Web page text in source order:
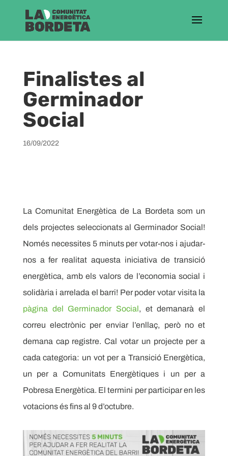
Finalistes al
Germinador
Social
16/09/2022
La Comunitat Energètica de La Bordeta som un
dels projectes seleccionats al Germinador Social!
Només necessites 5 minuts per votar-nos i ajudar-
nos a fer realitat aquesta iniciativa de transició
energètica, amb els valors de l’economia social i
solidària i arrelada el barri! Per poder votar visita la
pàgina del Germinador Social, et demanarà el
correu electrònic per enviar l’enllaç, però no et
demana cap registre. Cal votar un projecte per a
cada categoria: un vot per a Transició Energètica,
un per a Comunitats Energètiques i un per a
Pobresa Energètica. El termini per participar en les
votacions és fins al 9 d’octubre.